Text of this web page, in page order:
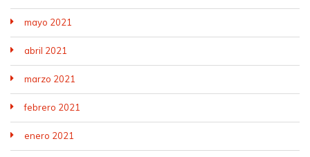
mayo 2021
abril 2021
marzo 2021
febrero 2021
enero 2021